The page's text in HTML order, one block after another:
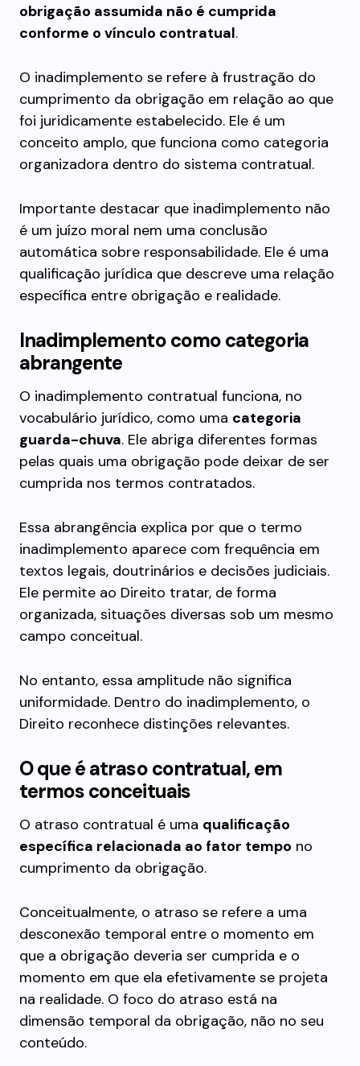
obrigação assumida não é cumprida
conforme o vínculo contratual.
O inadimplemento se refere à frustração do
cumprimento da obrigação em relação ao que
foi juridicamente estabelecido. Ele é um
conceito amplo, que funciona como categoria
organizadora dentro do sistema contratual.
Importante destacar que inadimplemento não
é um juízo moral nem uma conclusão
automática sobre responsabilidade. Ele é uma
qualificação jurídica que descreve uma relação
específica entre obrigação e realidade.
Inadimplemento como categoria
abrangente
O inadimplemento contratual funciona, no
vocabulário jurídico, como uma categoria
guarda-chuva. Ele abriga diferentes formas
pelas quais uma obrigação pode deixar de ser
cumprida nos termos contratados.
Essa abrangência explica por que o termo
inadimplemento aparece com frequência em
textos legais, doutrinários e decisões judiciais.
Ele permite ao Direito tratar, de forma
organizada, situações diversas sob um mesmo
campo conceitual.
No entanto, essa amplitude não significa
uniformidade. Dentro do inadimplemento, o
Direito reconhece distinções relevantes.
O que é atraso contratual, em
termos conceituais
O atraso contratual é uma qualificação
específica relacionada ao fator tempo no
cumprimento da obrigação.
Conceitualmente, o atraso se refere a uma
desconexão temporal entre o momento em
que a obrigação deveria ser cumprida e o
momento em que ela efetivamente se projeta
na realidade. O foco do atraso está na
dimensão temporal da obrigação, não no seu
conteúdo.